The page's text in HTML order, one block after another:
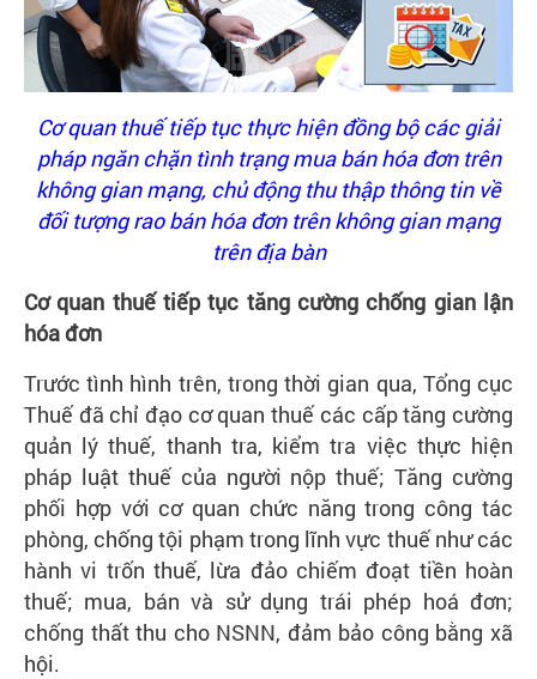
Cơ quan thuế tiếp tục thực hiện đồng bộ các giải
pháp ngăn chặn tình trạng mua bán hóa đơn trên
không gian mạng, chủ động thu thập thông tin về
đối tượng rao bán hóa đơn trên không gian mạng
trên địa bàn
Cơ quan thuế tiếp tục tăng cường chống gian lận
hóa đơn
Trước tình hình trên, trong thời gian qua, Tổng cục
Thuế đã chỉ đạo cơ quan thuế các cấp tăng cường
quản lý thuế, thanh tra, kiểm tra việc thực hiện
pháp luật thuế của người nộp thuế; Tăng cường
phối hợp với cơ quan chức năng trong công tác
phòng, chống tội phạm trong lĩnh vực thuế như các
hành vi trốn thuế, lừa đảo chiếm đoạt tiền hoàn
thuế; mua, bán và sử dụng trái phép hoá đơn;
chống thất thu cho NSNN, đảm bảo công bằng xã
hội.